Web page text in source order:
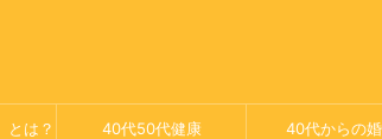
とは？ 40代50代健康 40代からの